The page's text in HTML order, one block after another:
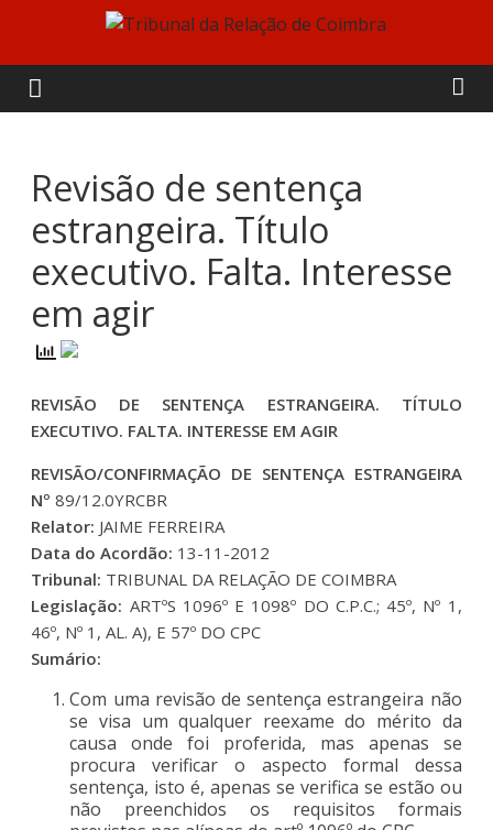
content
Tribunal
da
Relação
de
Coimbra
Revisão de sentença
estrangeira. Título
executivo. Falta. Interesse
em agir
REVISÃO DE SENTENÇA ESTRANGEIRA. TÍTULO
EXECUTIVO. FALTA. INTERESSE EM AGIR
REVISÃO/CONFIRMAÇÃO DE SENTENÇA ESTRANGEIRA
Nº 89/12.0YRCBR
Relator: JAIME FERREIRA
Data do Acordão: 13-11-2012
Tribunal: TRIBUNAL DA RELAÇÃO DE COIMBRA
Legislação: ARTºS 1096º E 1098º DO C.P.C.; 45º, Nº 1,
46º, Nº 1, AL. A), E 57º DO CPC
Sumário:
Com uma revisão de sentença estrangeira não
se visa um qualquer reexame do mérito da
causa onde foi proferida, mas apenas se
procura verificar o aspecto formal dessa
sentença, isto é, apenas se verifica se estão ou
não preenchidos os requisitos formais